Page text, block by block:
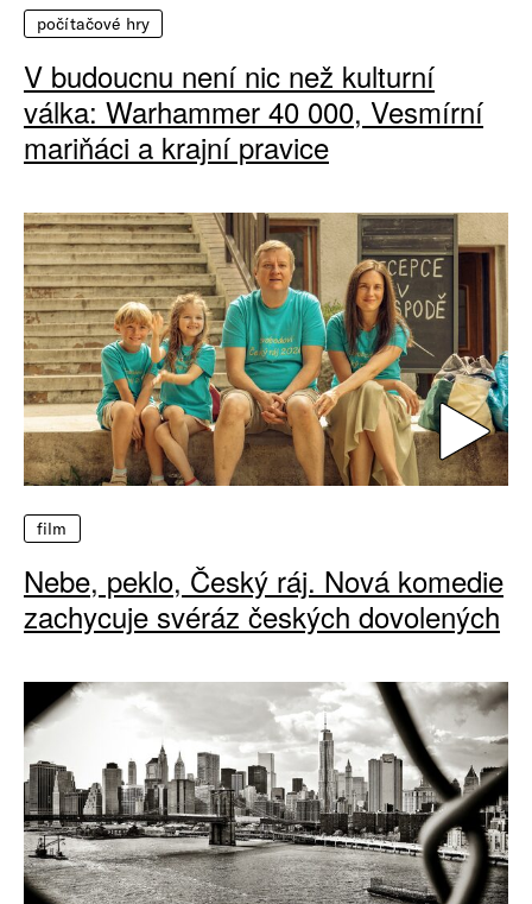
počítačové hry
V budoucnu není nic než kulturní
válka: Warhammer 40 000, Vesmírní
mariňáci a krajní pravice
film
Nebe, peklo, Český ráj. Nová komedie
zachycuje svéráz českých dovolených